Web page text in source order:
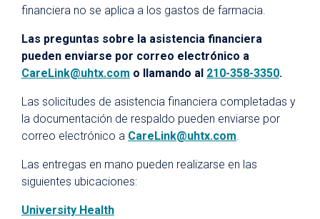
financiera no se aplica a los gastos de farmacia.
Las preguntas sobre la asistencia financiera
pueden enviarse por correo electrónico a
CareLink@uhtx.com o llamando al 210-358-3350.
Las solicitudes de asistencia financiera completadas y
la documentación de respaldo pueden enviarse por
correo electrónico a CareLink@uhtx.com
Las entregas en mano pueden realizarse en las
siguientes ubicaciones:
University Health